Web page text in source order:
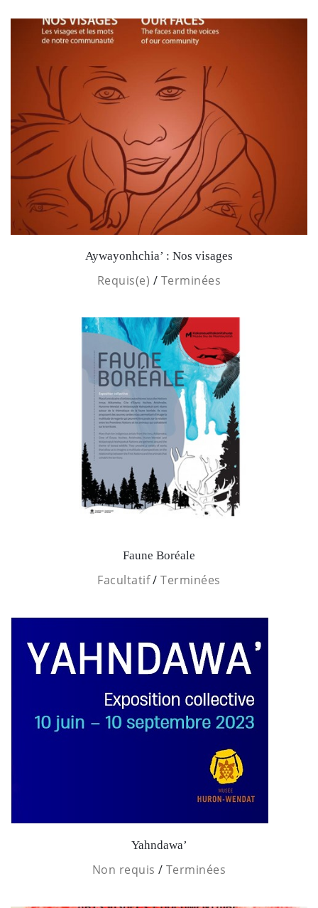
Aywayonhchia’ : Nos visages
Requis(e) / Terminées
Faune Boréale
Facultatif/Terminées
Yahndawa’
Non requis / Terminées